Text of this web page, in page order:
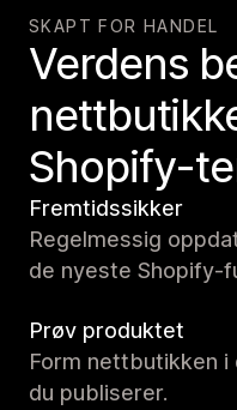
SKAPT FOR HANDEL
Verdens
Shopify-
Fremtidssikker
Regelmessig
de nyeste Shopify-
Prøv produktet
Form nettbutikken
du publiserer.